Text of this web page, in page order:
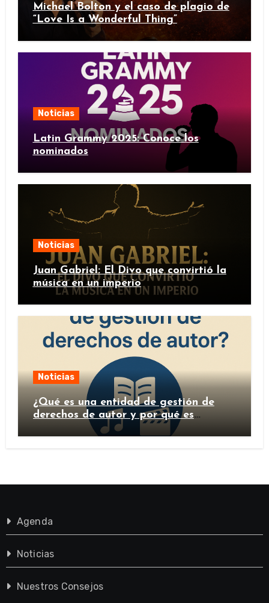
Michael Bolton y el caso de plagio de
“Love Is a Wonderful Thing”
Noticias
Latin Grammy 2025: Conoce los
nominados
Noticias
Juan Gabriel: El Divo que convirtió la
música en un imperio
Noticias
¿Qué es una entidad de gestión de
derechos de autor y por qué es
importante?
Agenda
Noticias
Nuestros Consejos